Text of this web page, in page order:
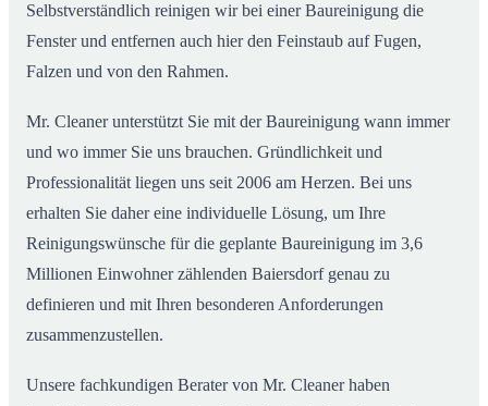
Selbstverständlich reinigen wir bei einer Baureinigung die
Fenster und entfernen auch hier den Feinstaub auf Fugen,
Falzen und von den Rahmen.
Mr. Cleaner unterstützt Sie mit der Baureinigung wann immer
und wo immer Sie uns brauchen. Gründlichkeit und
Professionalität liegen uns seit 2006 am Herzen. Bei uns
erhalten Sie daher eine individuelle Lösung, um Ihre
Reinigungswünsche für die geplante Baureinigung im 3,6
Millionen Einwohner zählenden Baiersdorf genau zu
definieren und mit Ihren besonderen Anforderungen
zusammenzustellen.
Unsere fachkundigen Berater von Mr. Cleaner haben